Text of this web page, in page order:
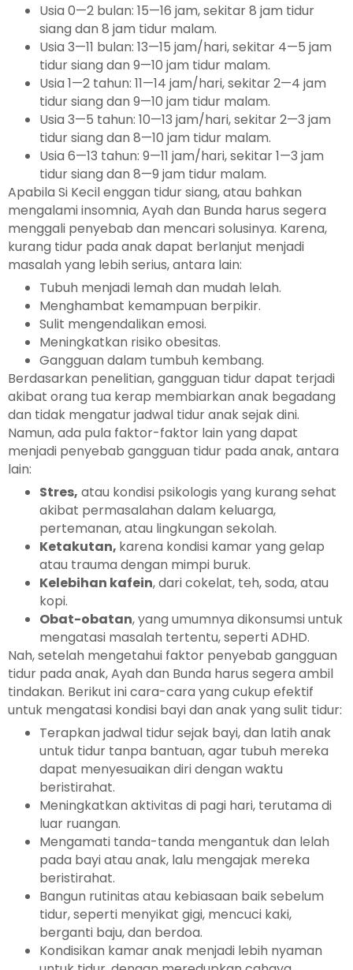
Usia 0—2 bulan: 15—16 jam, sekitar 8 jam tidur
siang dan 8 jam tidur malam.
Usia 3—11 bulan: 13—15 jam/hari, sekitar 4—5 jam
tidur siang dan 9—10 jam tidur malam.
Usia 1—2 tahun: 11—14 jam/hari, sekitar 2—4 jam
tidur siang dan 9—10 jam tidur malam.
Usia 3—5 tahun: 10—13 jam/hari, sekitar 2—3 jam
tidur siang dan 8—10 jam tidur malam.
Usia 6—13 tahun: 9—11 jam/hari, sekitar 1—3 jam
tidur siang dan 8—9 jam tidur malam.
Apabila Si Kecil enggan tidur siang, atau bahkan
mengalami insomnia, Ayah dan Bunda harus segera
menggali penyebab dan mencari solusinya. Karena,
kurang tidur pada anak dapat berlanjut menjadi
masalah yang lebih serius, antara lain:
Tubuh menjadi lemah dan mudah lelah.
Menghambat kemampuan berpikir.
Sulit mengendalikan emosi.
Meningkatkan risiko obesitas.
Gangguan dalam tumbuh kembang.
Berdasarkan penelitian, gangguan tidur dapat terjadi
akibat orang tua kerap membiarkan anak begadang
dan tidak mengatur jadwal tidur anak sejak dini.
Namun, ada pula faktor-faktor lain yang dapat
menjadi penyebab gangguan tidur pada anak, antara
lain:
Stres, atau kondisi psikologis yang kurang sehat
akibat permasalahan dalam keluarga,
pertemanan, atau lingkungan sekolah.
Ketakutan, karena kondisi kamar yang gelap
atau trauma dengan mimpi buruk.
Kelebihan kafein, dari cokelat, teh, soda, atau
kopi.
Obat-obatan, yang umumnya dikonsumsi untuk
mengatasi masalah tertentu, seperti ADHD.
Nah, setelah mengetahui faktor penyebab gangguan
tidur pada anak, Ayah dan Bunda harus segera ambil
tindakan. Berikut ini cara-cara yang cukup efektif
untuk mengatasi kondisi bayi dan anak yang sulit tidur:
Terapkan jadwal tidur sejak bayi, dan latih anak
untuk tidur tanpa bantuan, agar tubuh mereka
dapat menyesuaikan diri dengan waktu
beristirahat.
Meningkatkan aktivitas di pagi hari, terutama di
luar ruangan.
Mengamati tanda-tanda mengantuk dan lelah
pada bayi atau anak, lalu mengajak mereka
beristirahat.
Bangun rutinitas atau kebiasaan baik sebelum
tidur, seperti menyikat gigi, mencuci kaki,
berganti baju, dan berdoa.
Kondisikan kamar anak menjadi lebih nyaman